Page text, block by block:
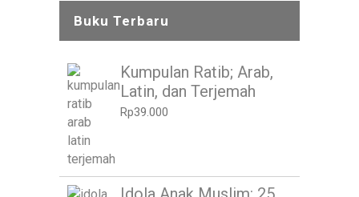
Buku Terbaru
Kumpulan Ratib; Arab,
Latin, dan Terjemah
Rp39.000